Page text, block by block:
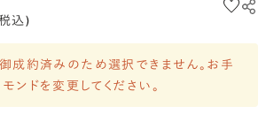
込)
成約済みのため選択できません。お手
ンドを変更してください。